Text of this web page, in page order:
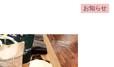
お知らせ